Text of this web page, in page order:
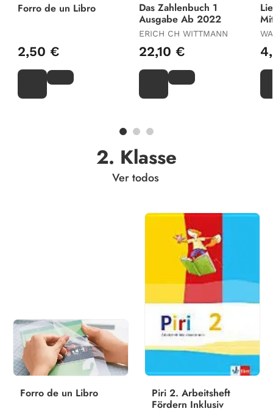
Forro de un Libro
2,50 €
Das Zahlenbuch 1
Ausgabe Ab 2022
ERICH CH WITTMANN
22,10 €
2. Klasse
Ver todos
Forro de un Libro
Piri 2. Arbeitsheft
Fördern Inklusiv